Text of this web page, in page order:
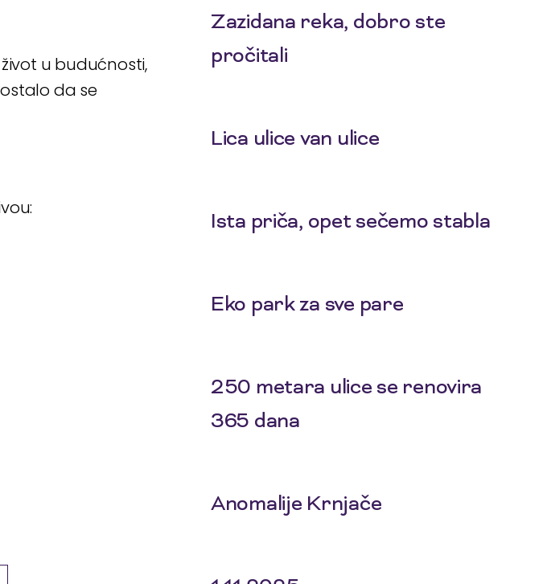
u budućnosti,
da se
Zazidana reka, dobro ste
pročitali
Lica ulice van ulice
Ista priča, opet sečemo stabla
Eko park za sve pare
250 metara ulice se renovira
365 dana
Anomalije Krnjače